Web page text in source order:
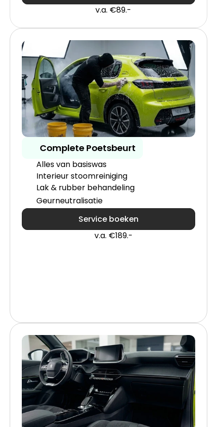
v.a. €89.-
Complete Poetsbeurt
Alles van basiswas
Interieur stoomreiniging
Lak & rubber behandeling
Geurneutralisatie
Service boeken
v.a. €189.-